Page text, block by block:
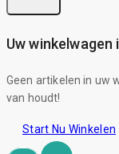
Uw winkelwagen
Geen artikelen in uw
van houdt!
Start Nu Winkelen